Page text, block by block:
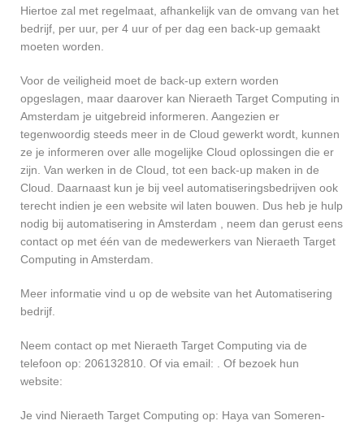
Hiertoe zal met regelmaat, afhankelijk van de omvang van het
bedrijf, per uur, per 4 uur of per dag een back-up gemaakt
moeten worden.
Voor de veiligheid moet de back-up extern worden
opgeslagen, maar daarover kan Nieraeth Target Computing in
Amsterdam je uitgebreid informeren. Aangezien er
tegenwoordig steeds meer in de Cloud gewerkt wordt, kunnen
ze je informeren over alle mogelijke Cloud oplossingen die er
zijn. Van werken in de Cloud, tot een back-up maken in de
Cloud. Daarnaast kun je bij veel automatiseringsbedrijven ook
terecht indien je een website wil laten bouwen. Dus heb je hulp
nodig bij automatisering in Amsterdam , neem dan gerust eens
contact op met één van de medewerkers van Nieraeth Target
Computing in Amsterdam.
Meer informatie vind u op de website van het Automatisering
bedrijf.
Neem contact op met Nieraeth Target Computing via de
telefoon op: 206132810. Of via email:
. Of bezoek hun
website:
Je vind Nieraeth Target Computing op: Haya van Someren-